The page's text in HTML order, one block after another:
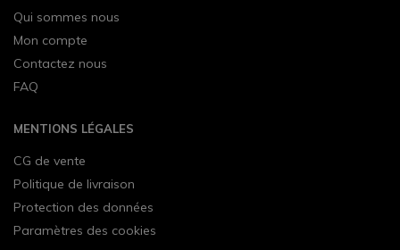
Qui sommes nous
Mon compte
Contactez nous
FAQ
MENTIONS LÉGALES
CG de vente
Politique de livraison
Protection des données
Paramètres des cookies